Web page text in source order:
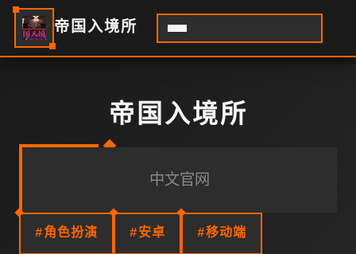
帝国入境所
帝国入境所
中文官网
#角色扮演 #安卓 #移动端